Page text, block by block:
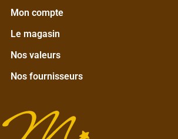
Mon compte
Le magasin
Nos valeurs
Nos fournisseurs